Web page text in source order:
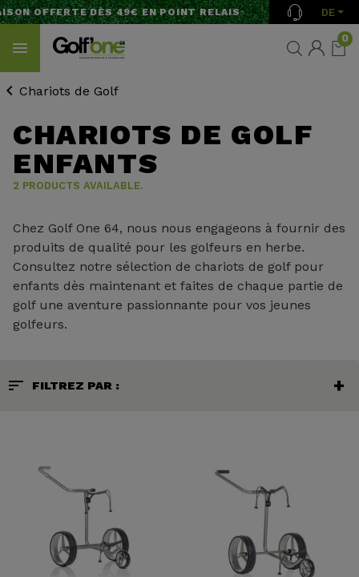
OFFERTE DÈS 49€ EN POINT RELAIS DE
0
Chariots de Golf
CHARIOTS DE GOLF
ENFANTS
2 PRODUCTS AVAILABLE.
Chez Golf One 64, nous nous engageons à fournir des
produits de qualité pour les golfeurs en herbe.
Consultez notre sélection de chariots de golf pour
enfants dès maintenant et faites de chaque partie de
golf une aventure passionnante pour vos jeunes
golfeurs.
sort FILTREZ PAR :